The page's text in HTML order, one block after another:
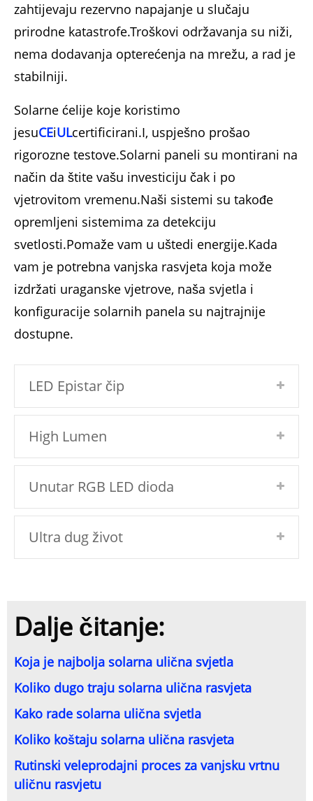
zahtijevaju rezervno napajanje u slučaju
prirodne katastrofe.Troškovi održavanja su niži,
nema dodavanja opterećenja na mrežu, a rad je
stabilniji.
Solarne ćelije koje koristimo
jesuCEiULcertificirani.I, uspješno prošao
rigorozne testove.Solarni paneli su montirani na
način da štite vašu investiciju čak i po
vjetrovitom vremenu.Naši sistemi su takođe
opremljeni sistemima za detekciju
svetlosti.Pomaže vam u uštedi energije.Kada
vam je potrebna vanjska rasvjeta koja može
izdržati uraganske vjetrove, naša svjetla i
konfiguracije solarnih panela su najtrajnije
dostupne.
LED Epistar čip
High Lumen
Unutar RGB LED dioda
Ultra dug život
Dalje čitanje:
Koja je najbolja solarna ulična svjetla
Koliko dugo traju solarna ulična rasvjeta
Kako rade solarna ulična svjetla
Koliko koštaju solarna ulična rasvjeta
Rutinski veleprodajni proces za vanjsku vrtnu
uličnu rasvjetu